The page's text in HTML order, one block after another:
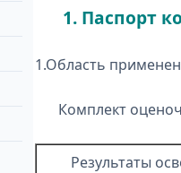
1. Паспорт
1.Область
Комплект
Результаты